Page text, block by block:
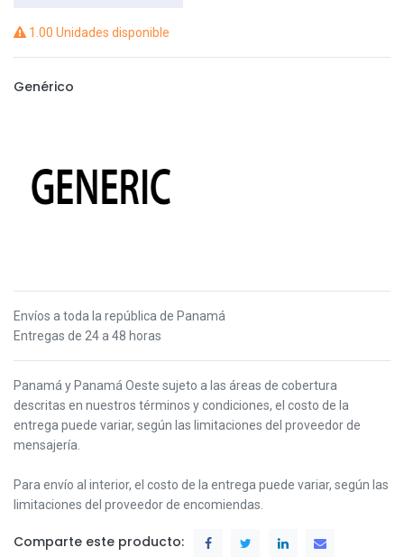
1.00 Unidades disponible
Genérico
Envíos a toda la república de Panamá
Entregas de 24 a 48 horas
Panamá y Panamá Oeste sujeto a las áreas de cobertura
descritas en nuestros términos y condiciones, el costo de la
entrega puede variar, según las limitaciones del proveedor de
mensajería.
Para envío al interior, el costo de la entrega puede variar, según las
limitaciones del proveedor de encomiendas.
Comparte este producto: